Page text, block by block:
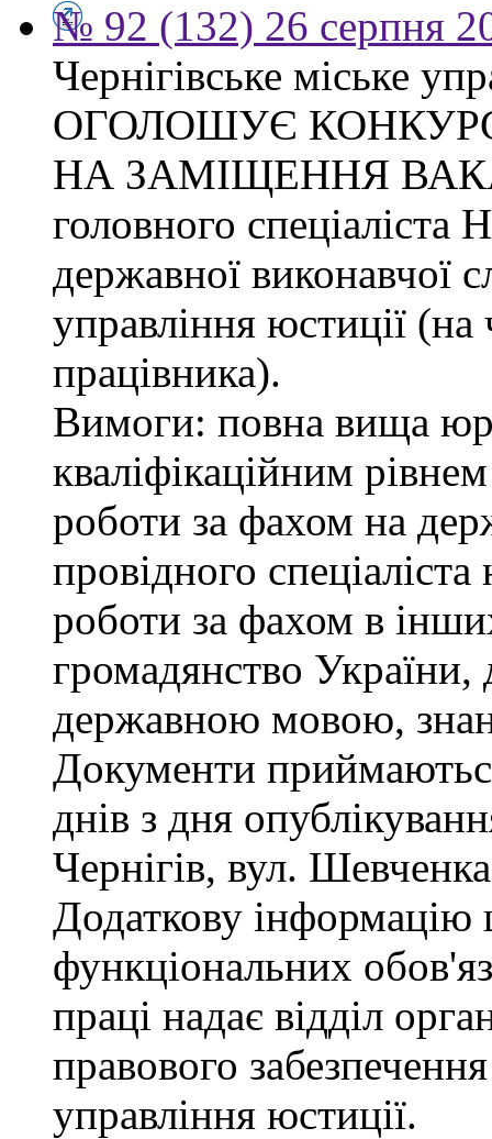
№ 92 (132) 26 серпня
Чернігівське міське
ОГОЛОШУЄ
НА ЗАМІЩЕННЯ
головного спеціаліста
державної виконавчої
управління юстиції (на
працівника).
Вимоги: повна вища
кваліфікаційним
роботи за фахом на
провідного
роботи за фахом в
громадянство України,
державною мовою,
Документи
днів з дня
Чернігів, вул.
Додаткову
функціональних
праці надає відділ
правового
управління юстиції.